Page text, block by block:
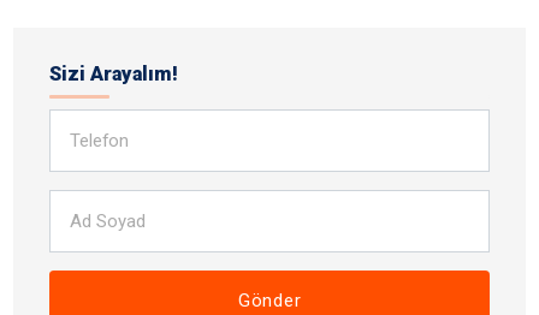
Sizi Arayalım!
Gönder